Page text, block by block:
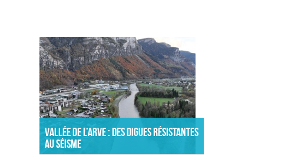
Vallée de l’Arve : des digues résistantes
au séisme